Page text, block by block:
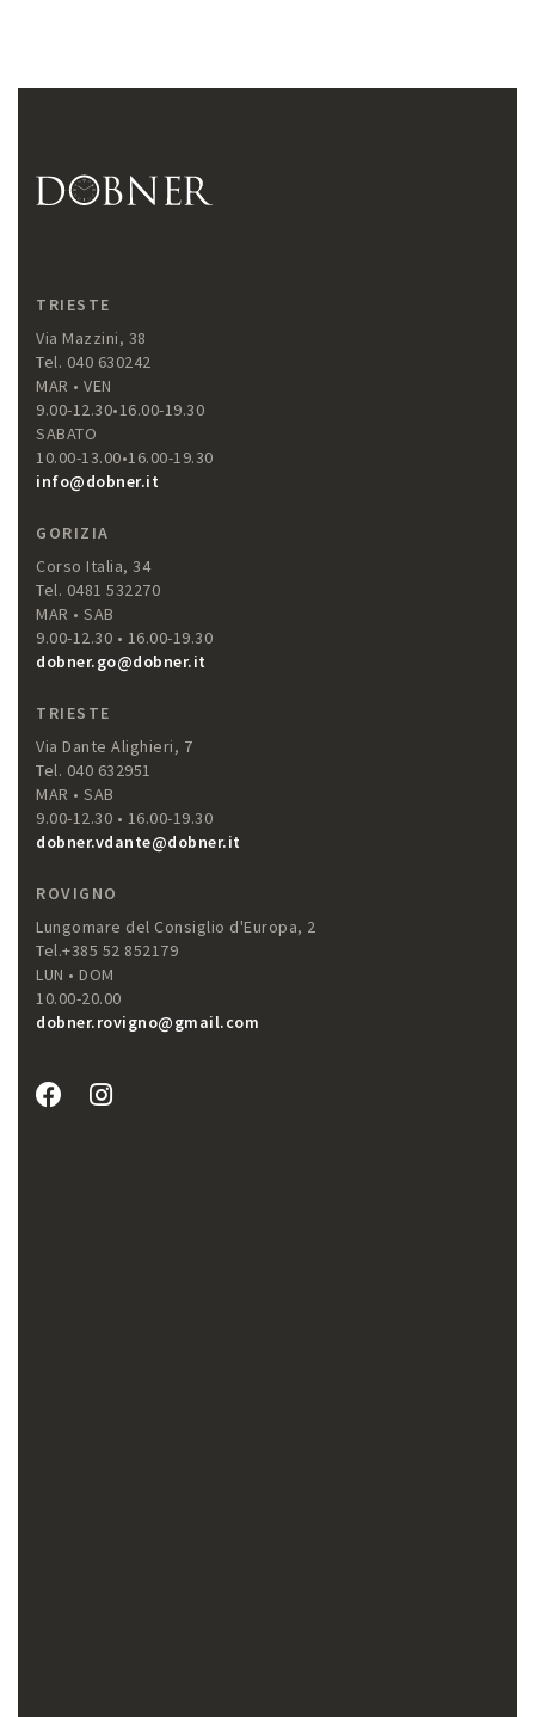
TRIESTE
Via Mazzini, 38
Tel. 040 630242
MAR • VEN
9.00-12.30•16.00-19.30
SABATO
10.00-13.00•16.00-19.30
info@dobner.it
GORIZIA
Corso Italia, 34
Tel. 0481 532270
MAR • SAB
9.00-12.30 • 16.00-19.30
dobner.go@dobner.it
TRIESTE
Via Dante Alighieri, 7
Tel. 040 632951
MAR • SAB
9.00-12.30 • 16.00-19.30
dobner.vdante@dobner.it
ROVIGNO
Lungomare del Consiglio d'Europa, 2
Tel.+385 52 852179
LUN • DOM
10.00-20.00
dobner.rovigno@gmail.com